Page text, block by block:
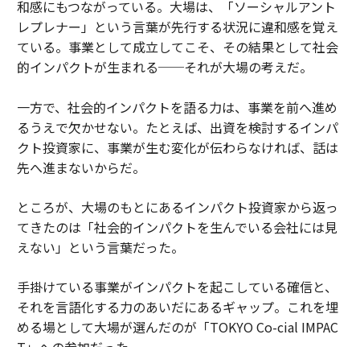
和感にもつながっている。大場は、「ソーシャルアント
レプレナー」という言葉が先行する状況に違和感を覚え
ている。事業として成立してこそ、その結果として社会
的インパクトが生まれる──それが大場の考えだ。
一方で、社会的インパクトを語る力は、事業を前へ進め
るうえで欠かせない。たとえば、出資を検討するインパ
クト投資家に、事業が生む変化が伝わらなければ、話は
先へ進まないからだ。
ところが、大場のもとにあるインパクト投資家から返っ
てきたのは「社会的インパクトを生んでいる会社には見
えない」という言葉だった。
手掛けている事業がインパクトを起こしている確信と、
それを言語化する力のあいだにあるギャップ。これを埋
める場として大場が選んだのが「TOKYO Co-cial IMPAC